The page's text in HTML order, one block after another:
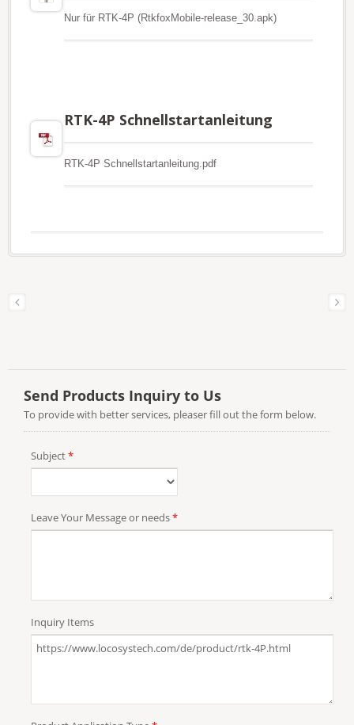
Nur für RTK-4P (RtkfoxMobile-release_30.apk)
RTK-4P Schnellstartanleitung
RTK-4P Schnellstartanleitung.pdf